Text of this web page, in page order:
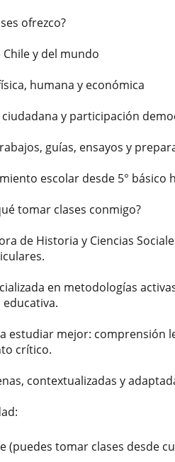
ofrezco?
y del mundo
humana y económica
y participación
guías, ensayos y
escolar desde 5° básico
tomar clases conmigo?
de Historia y Ciencias
en metodologías
estudiar mejor: comprensión
crítico.
contextualizadas y
(puedes tomar clases desde